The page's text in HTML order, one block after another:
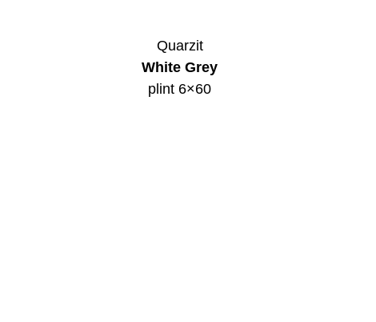
Quarzit
White Grey
plint 6×60